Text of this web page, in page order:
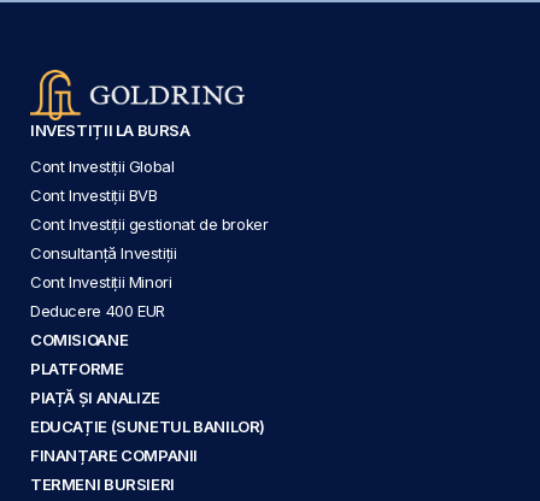
INVESTIȚII LA BURSA
Cont Investiții Global
Cont Investiții BVB
Cont Investiții gestionat de broker
Consultanță Investiții
Cont Investiții Minori
Deducere 400 EUR
COMISIOANE
PLATFORME
PIAȚĂ ȘI ANALIZE
EDUCAȚIE (SUNETUL BANILOR)
FINANȚARE COMPANII
TERMENI BURSIERI